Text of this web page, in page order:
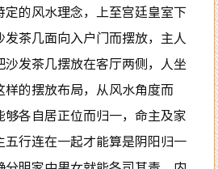
的风水理念，上至宫廷皇室下
茶几面向入户门而摆放，主人
发茶几摆放在客厅两侧，人坐
的摆放布局，从风水角度而
各自居正位而归一，命主及家
五行连在一起才能算是阴阳归一